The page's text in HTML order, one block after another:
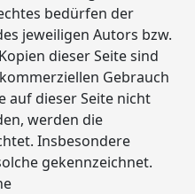
bedürfen der
jeweiligen Autors bzw.
dieser Seite sind
Gebrauch
auf dieser Seite nicht
werden die
Insbesondere
gekennzeichnet.